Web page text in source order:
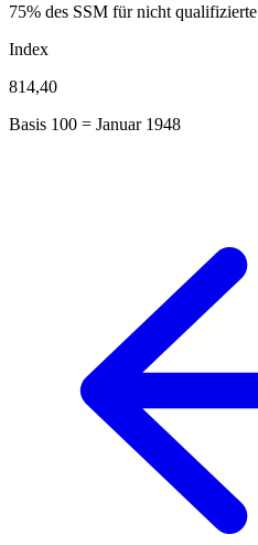
75% des SSM für nicht qualifizierte
Index
814,40
Basis 100 = Januar 1948